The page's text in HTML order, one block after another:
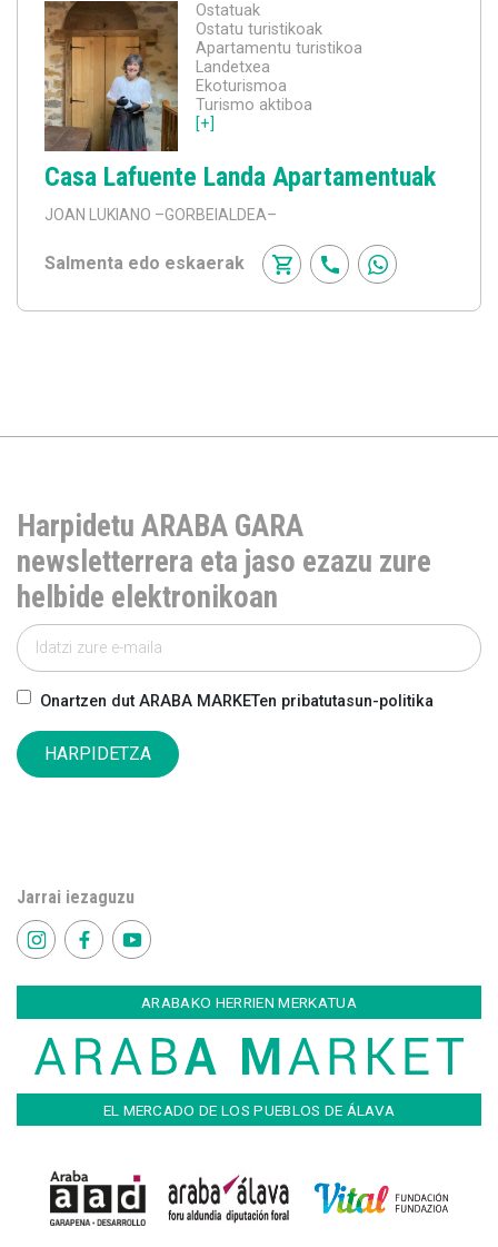
Ostatuak
Ostatu turistikoak
Apartamentu turistikoa
Landetxea
Ekoturismoa
Turismo aktiboa
[+]
Casa Lafuente Landa Apartamentuak
JOAN LUKIANO –GORBEIALDEA–
Salmenta edo eskaerak
Harpidetu ARABA GARA
newsletterrera eta jaso ezazu zure
helbide elektronikoan
Onartzen dut ARABA MARKETen pribatutasun-politika
HARPIDETZA
Jarrai iezaguzu
ARABAKO HERRIEN MERKATUA
EL MERCADO DE LOS PUEBLOS DE ÁLAVA